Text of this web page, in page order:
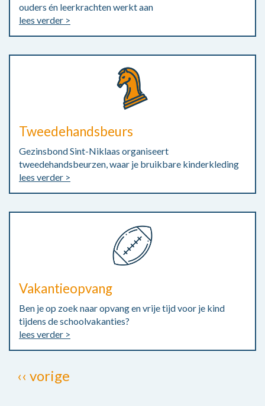
ouders én leerkrachten werkt aan
lees verder >
Tweedehandsbeurs
Gezinsbond Sint-Niklaas organiseert
tweedehandsbeurzen, waar je bruikbare kinderkleding
lees verder >
Vakantieopvang
Ben je op zoek naar opvang en vrije tijd voor je kind
tijdens de schoolvakanties?
lees verder >
Vorige
‹‹ vorige